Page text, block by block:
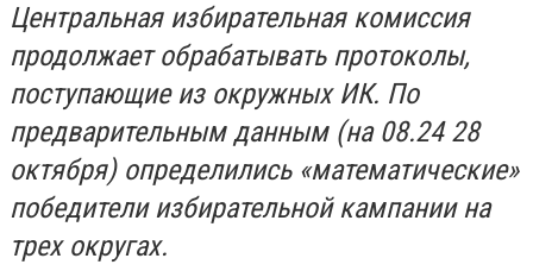
Центральная избирательная комиссия
продолжает обрабатывать протоколы,
поступающие из окружных ИК. По
предварительным данным (на 08.24 28
октября) определились «математические»
победители избирательной кампании на
трех округах.